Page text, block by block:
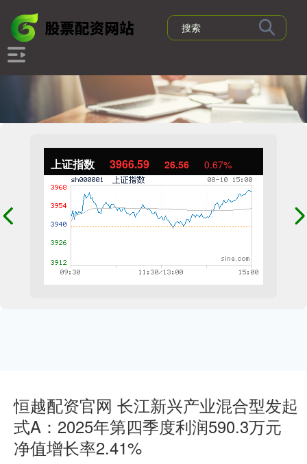
上证指数 3966.59 26.56 0.67%
恒越配资官网 长江新兴产业混合型发起
式A：2025年第四季度利润590.3万元
净值增长率2.41%